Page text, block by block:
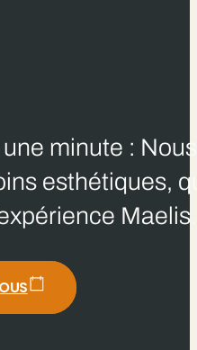
minute :
esthétiques,